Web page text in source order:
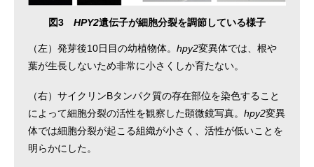
図3 HPY2遺伝子が細胞分裂を調節している様子
（左）発芽後10日目の幼植物体。 hpy2変異体では、根や
葉が生長しないため非常に小さくしか育たない。
（右）サイクリンBタンパク質の存在部位を染色すること
によって細胞分裂の活性を観察した顕微鏡写真。 hpy2変異
体では細胞分裂が起こる組織が小さく、活性が低いことを
明らかにした。